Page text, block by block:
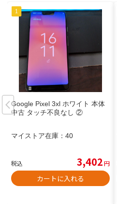
Google Pixel 3xl ホワイト 本体
中古 タッチ不良なし ②
マイストア在庫： 40
税込 3,402円
カートに入れる